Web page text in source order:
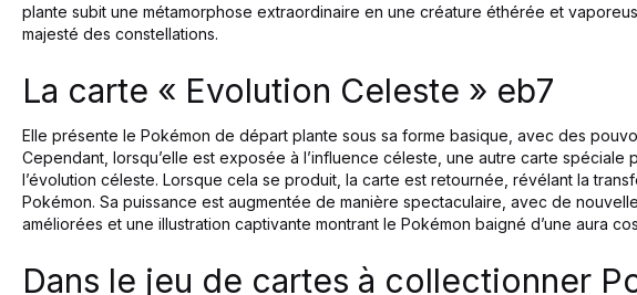
plante subit une métamorphose extraordinaire en une créature éthérée et
majesté des constellations.
La carte « Evolution Celeste » eb7
Elle présente le Pokémon de départ plante sous sa forme basique, avec des
Cependant, lorsqu’elle est exposée à l’influence céleste, une autre carte
l’évolution céleste. Lorsque cela se produit, la carte est retournée, révélant la
Pokémon. Sa puissance est augmentée de manière spectaculaire, avec de
améliorées et une illustration captivante montrant le Pokémon baigné d’une aura
Dans le jeu de cartes à collectionner